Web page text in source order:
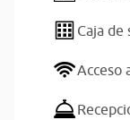
Caja de
Acceso